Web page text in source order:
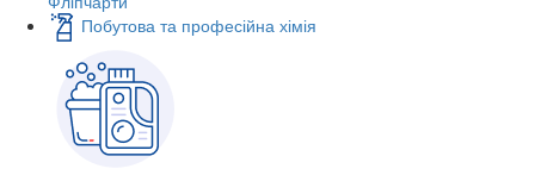
Побутова та професійна хімія